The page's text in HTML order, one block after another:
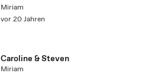
Miriam
vor 20 Jahren
Caroline & Steven
Miriam